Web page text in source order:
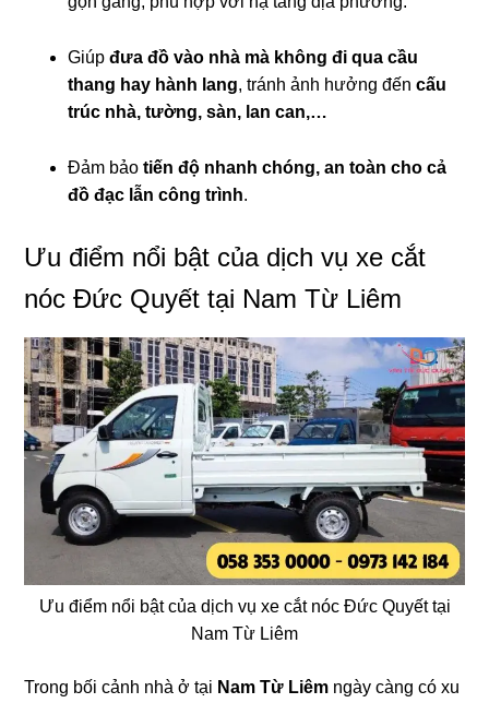
Giúpđưa đồ vào nhà mà không đi qua cầu
thang hay hành lang, tránh ảnh hưởng đếncấu
trúc nhà, tường, sàn, lan can,…
Đảm bảotiến độ nhanh chóng, an toàn cho cả
đồ đạc lẫn công trình.
Ưu điểm nổi bật của dịch vụ xe cắt
nóc Đức Quyết tại Nam Từ Liêm
Ưu điểm nổi bật của dịch vụ xe cắt nóc Đức Quyết tại
Nam Từ Liêm
Trong bối cảnh nhà ở tại Nam Từ Liêm ngày càng có xu